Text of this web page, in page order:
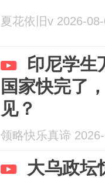
夏花依旧v 2026-
印尼学生
国家快完了
见？
领略快乐真谛
大乌政坛